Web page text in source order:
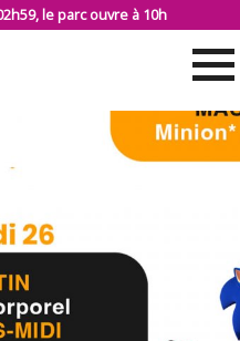
le parc ouvre à 10h